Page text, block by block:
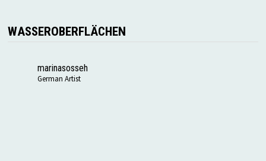
WASSEROBERFLÄCHEN
marinasosseh
German Artist